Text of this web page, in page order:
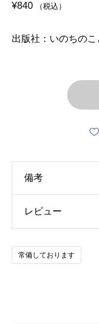
¥840 （税込）
出版社：いのちのこ
備考
u30b5u30a4u30ba
u51fau7248u793e
レビュー
以前にこの商品
みのユーザーの
常備しております